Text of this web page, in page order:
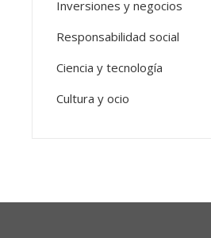
Inversiones y negocios
Responsabilidad social
Ciencia y tecnología
Cultura y ocio